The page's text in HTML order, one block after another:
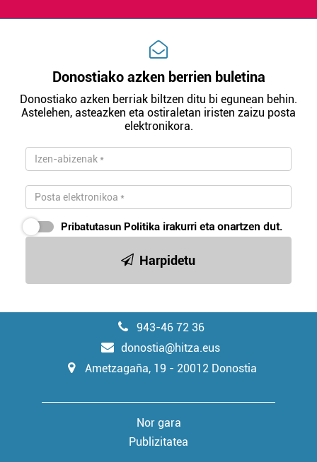
Donostiako azken berrien buletina
Donostiako azken berriak biltzen ditu bi egunean behin.
Astelehen, asteazken eta ostiraletan iristen zaizu posta
elektronikora.
Pribatutasun Politika irakurri eta onartzen dut.
Harpidetu
943-46 72 36
donostia@hitza.eus
Ametzagaña, 19 - 20012 Donostia
Nor gara
Publizitatea